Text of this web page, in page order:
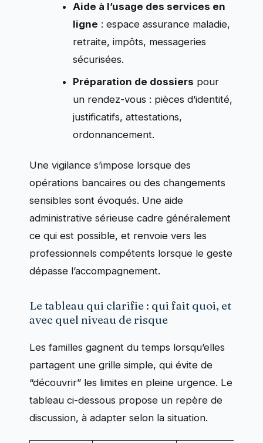
Aide à l’usage des services en
ligne : espace assurance maladie,
retraite, impôts, messageries
sécurisées.
Préparation de dossiers pour
un rendez-vous : pièces d’identité,
justificatifs, attestations,
ordonnancement.
Une vigilance s’impose lorsque des
opérations bancaires ou des changements
sensibles sont évoqués. Une aide
administrative sérieuse cadre généralement
ce qui est possible, et renvoie vers les
professionnels compétents lorsque le geste
dépasse l’accompagnement.
Le tableau qui clarifie : qui fait quoi, et
avec quel niveau de risque
Les familles gagnent du temps lorsqu’elles
partagent une grille simple, qui évite de
“découvrir” les limites en pleine urgence. Le
tableau ci-dessous propose un repère de
discussion, à adapter selon la situation.